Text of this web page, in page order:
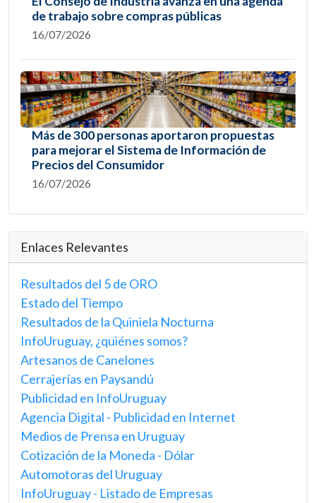
de trabajo sobre compras públicas
16/07/2026
Más de 300 personas aportaron propuestas
para mejorar el Sistema de Información de
Precios del Consumidor
16/07/2026
Enlaces Relevantes
Resultados del 5 de ORO
Estado del Tiempo
Resultados de la Quiniela Nocturna
InfoUruguay, ¿quiénes somos?
Artesanos de Canelones
Cerrajerías en Paysandú
Publicidad en InfoUruguay
Agencia Digital - Publicidad en Internet
Medios de Prensa en Uruguay
Cotización de la Moneda - Dólar
Automotoras del Uruguay
InfoUruguay - Listado de Empresas